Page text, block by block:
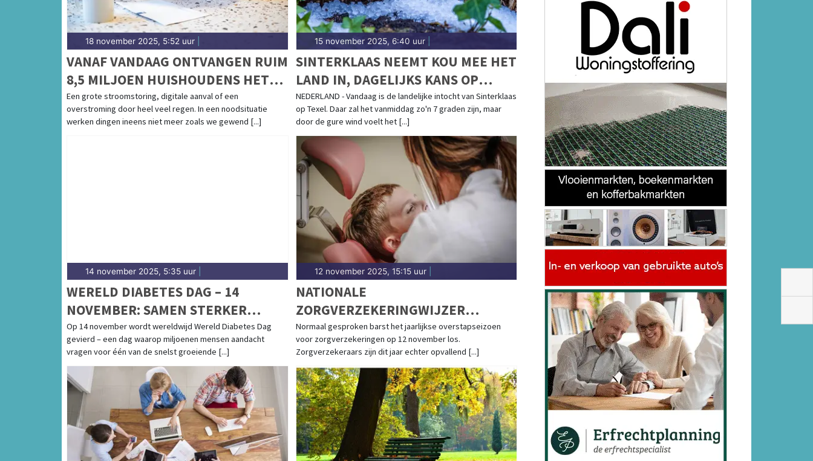
18 november 2025, 5:52 uur
VANAF VANDAAG ONTVANGEN RUIM
8,5 MILJOEN HUISHOUDENS HET
INFORMATIEBOEKJE 'BEREID JE
VOOR OP EEN NOODSITUATIE'
Een grote stroomstoring, digitale aanval of een
overstroming door heel veel regen. In een noodsituatie
werken dingen ineens niet meer zoals we gewend [...]
15 november 2025, 6:40 uur|
SINTERKLAAS NEEMT KOU MEE HET
LAND IN, DAGELIJKS KANS OP
WINTERSE BUIEN
NEDERLAND - Vandaag is de landelijke intocht van Sinterklaas
op Texel. Daar zal het vanmiddag zo'n 7 graden zijn, maar
door de gure wind voelt het [...]
14 november 2025, 5:35 uur
WERELD DIABETES DAG – 14
NOVEMBER: SAMEN STERKER
TEGEN DIABETES
Op 14 november wordt wereldwijd Wereld Diabetes Dag
gevierd – een dag waarop miljoenen mensen aandacht
vragen voor één van de snelst groeiende [...]
12 november 2025, 15:15 uur|
NATIONALE
ZORGVERZEKERINGWIJZER
WAARSCHUWT CONSUMENT:
WACHT MET VERGELIJKEN VAN
ZORGVERZEKERINGEN
Normaal gesproken barst het jaarlijkse overstapseizoen
voor zorgverzekeringen op 12 november los.
Zorgverzekeraars zijn dit jaar echter opvallend [...]